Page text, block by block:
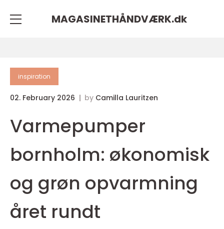
MAGASINETHÅNDVÆRK.dk
inspiration
02. February 2026 by Camilla Lauritzen
Varmepumper
bornholm: økonomisk
og grøn opvarmning
året rundt